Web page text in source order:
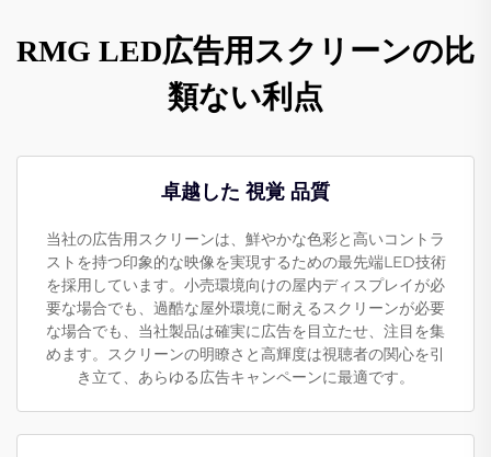
RMG LED広告用スクリーンの比
類ない利点
卓越した 視覚 品質
当社の広告用スクリーンは、鮮やかな色彩と高いコントラ
ストを持つ印象的な映像を実現するための最先端LED技術
を採用しています。小売環境向けの屋内ディスプレイが必
要な場合でも、過酷な屋外環境に耐えるスクリーンが必要
な場合でも、当社製品は確実に広告を目立たせ、注目を集
めます。スクリーンの明瞭さと高輝度は視聴者の関心を引
き立て、あらゆる広告キャンペーンに最適です。